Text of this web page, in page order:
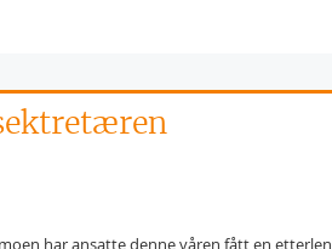
har ansatte denne våren fått en